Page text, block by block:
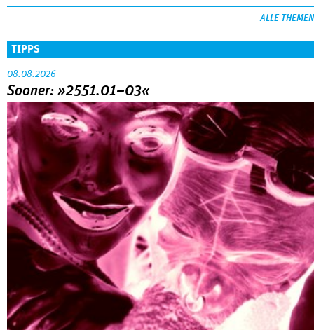
ALLE THEMEN
TIPPS
08.08.2026
Sooner: »2551.01–03«